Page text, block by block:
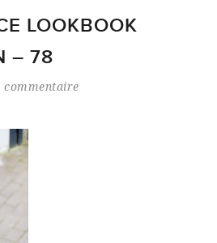
LOOKBOOK
– 78
commentaire